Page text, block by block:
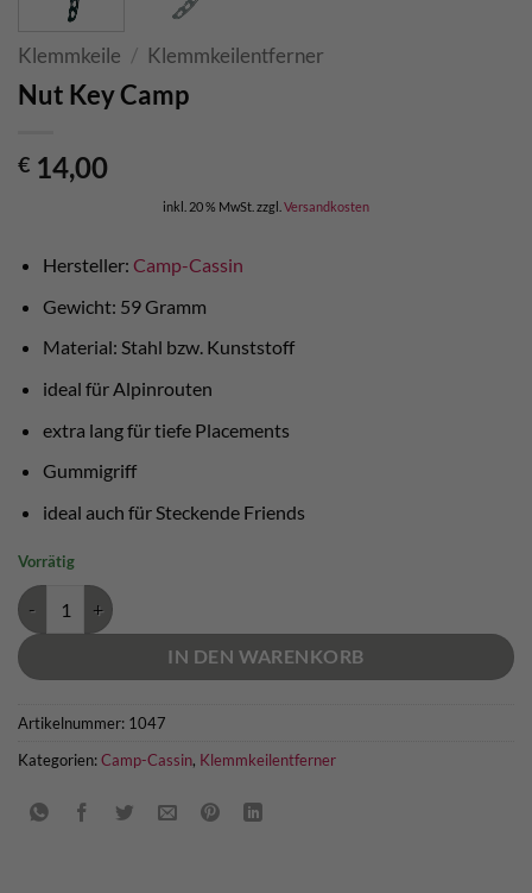
Klemmkeile / Klemmkeilentferner
Nut Key Camp
€ 14,00
inkl. 20 % MwSt. zzgl. Versandkosten
Hersteller: Camp-Cassin
Gewicht: 59 Gramm
Material: Stahl bzw. Kunststoff
ideal für Alpinrouten
extra lang für tiefe Placements
Gummigriff
ideal auch für Steckende Friends
Vorrätig
Nut Key Camp Menge
IN DEN WARENKORB
Artikelnummer: 1047
Kategorien:Camp-Cassin, Klemmkeilentferner